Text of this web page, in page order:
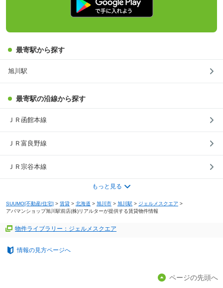
最寄駅から探す
旭川駅
最寄駅の沿線から探す
ＪＲ函館本線
ＪＲ富良野線
ＪＲ宗谷本線
もっと見る
SUUMO[不動産/住宅] > 賃貸 > 北海道 > 旭川市 > 旭川駅 > ジェルメスクエア >
アパマンショップ旭川駅前店(株)リアルターが提供する賃貸物件情報
物件ライブラリー：ジェルメスクエア
情報の見方ページへ
ページの先頭へ